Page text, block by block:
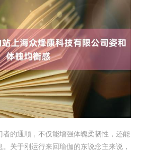
的通顺，不仅能增强体魄柔韧性，还能
关于刚运行来回瑜伽的东说念主来说，